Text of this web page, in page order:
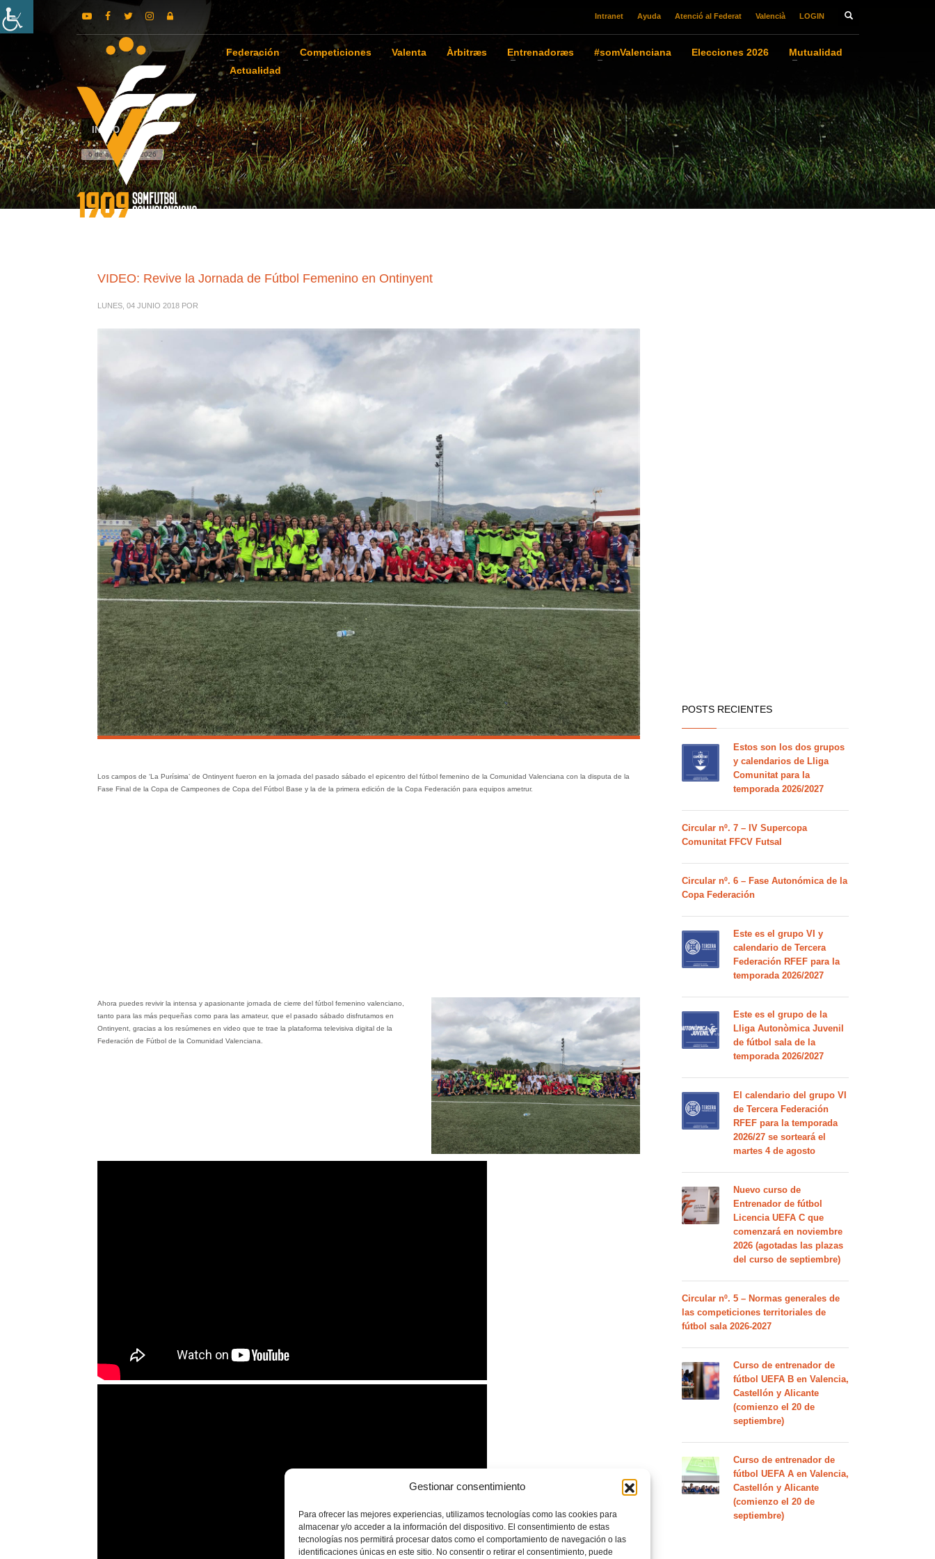
Gestionar consentimiento
Para ofrecer las mejores experiencias, utilizamos tecnologías como las cookies para
almacenar y/o acceder a la información del dispositivo. El consentimiento de estas
tecnologías nos permitirá procesar datos como el comportamiento de navegación o las
identificaciones únicas en este sitio. No consentir o retirar el consentimiento, puede
Intranet Ayuda Atenció al Federat Valencià LOGIN
Federación Competiciones Valenta Àrbitræs Entrenadoræs #somValenciana Elecciones 2026
Mutualidad
Actualidad
INICIO
6 de agosto de 2026
VIDEO: Revive la Jornada de Fútbol Femenino en Ontinyent
LUNES, 04 JUNIO 2018 POR
Los campos de ‘La Purísima’ de Ontinyent fueron en la jornada del pasado sábado el epicentro del fútbol femenino de la Comunidad Valenciana con la disputa de la
Fase Final de la Copa de Campeones de Copa del Fútbol Base y la de la primera edición de la Copa Federación para equipos ametrur.
Ahora puedes revivir la intensa y apasionante jornada de cierre del fútbol femenino valenciano,
tanto para las más pequeñas como para las amateur, que el pasado sábado disfrutamos en
Ontinyent, gracias a los resúmenes en video que te trae la plataforma televisiva digital de la
Federación de Fútbol de la Comunidad Valenciana.
POSTS RECIENTES
Estos son los dos grupos
y calendarios de Lliga
Comunitat para la
temporada 2026/2027
Circular nº. 7 – IV Supercopa
Comunitat FFCV Futsal
Circular nº. 6 – Fase Autonómica de la
Copa Federación
Este es el grupo VI y
calendario de Tercera
Federación RFEF para la
temporada 2026/2027
Este es el grupo de la
Lliga Autonòmica Juvenil
de fútbol sala de la
temporada 2026/2027
El calendario del grupo VI
de Tercera Federación
RFEF para la temporada
2026/27 se sorteará el
martes 4 de agosto
Nuevo curso de
Entrenador de fútbol
Licencia UEFA C que
comenzará en noviembre
2026 (agotadas las plazas
del curso de septiembre)
Circular nº. 5 – Normas generales de
las competiciones territoriales de
fútbol sala 2026-2027
Curso de entrenador de
fútbol UEFA B en Valencia,
Castellón y Alicante
(comienzo el 20 de
septiembre)
Curso de entrenador de
fútbol UEFA A en Valencia,
Castellón y Alicante
(comienzo el 20 de
septiembre)